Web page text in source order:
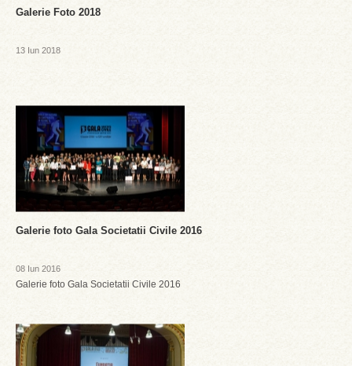
Galerie Foto 2018
13 Iun 2018
Galerie foto Gala Societatii Civile 2016
08 Iun 2016
Galerie foto Gala Societatii Civile 2016